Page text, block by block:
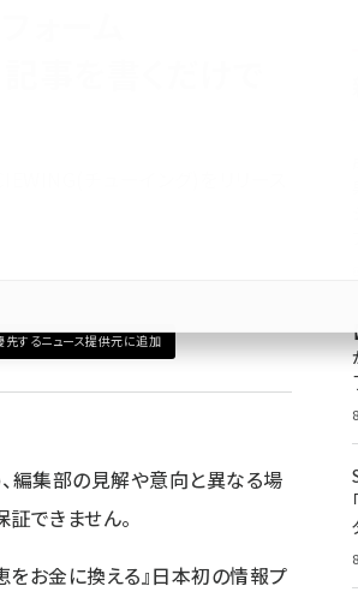
ーム
事を書くだけで
チューイング)をリリース
先するニュース提供元に追加
編集部の見解や意向と異なる場
できません。
をお金に換える』日本初の情報プ